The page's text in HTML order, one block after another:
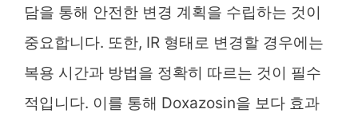
담을 통해 안전한 변경 계획을 수립하는 것이
중요합니다. 또한, IR 형태로 변경할 경우에는
복용 시간과 방법을 정확히 따르는 것이 필수
적입니다. 이를 통해 Doxazosin을 보다 효과